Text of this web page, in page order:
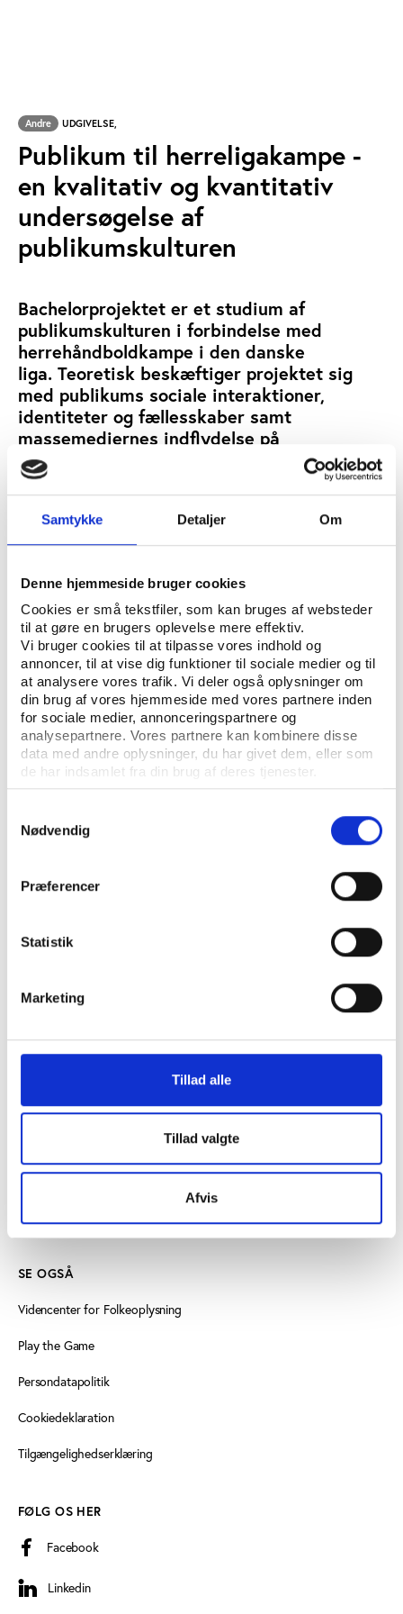
Samtykke Detaljer Om
Denne hjemmeside bruger cookies
Cookies er små tekstfiler, som kan bruges af websteder
til at gøre en brugers oplevelse mere effektiv.
Vi bruger cookies til at tilpasse vores indhold og
annoncer, til at vise dig funktioner til sociale medier og til
at analysere vores trafik. Vi deler også oplysninger om
din brug af vores hjemmeside med vores partnere inden
for sociale medier, annonceringspartnere og
analysepartnere. Vores partnere kan kombinere disse
data med andre oplysninger, du har givet dem, eller som
de har indsamlet fra din brug af deres tjenester.
Nødvendig
Præferencer
Statistik
Marketing
Tillad alle
Tillad valgte
Afvis
Andre UDGIVELSE,
Publikum til herreligakampe -
en kvalitativ og kvantitativ
undersøgelse af
publikumskulturen
Bachelorprojektet er et studium af
publikumskulturen i forbindelse med
herrehåndboldkampe i den danske
liga. Teoretisk beskæftiger projektet sig
med publikums sociale interaktioner,
identiteter og fællesskaber samt
massemediernes indflydelse på
publikumskulturen.
NØGLEORD: ELITEIDRÆT IDRÆTSKULTUR MEDIER OG MARKETING
UDGIVER: AALBORG UNIVERSITET
ANTAL SIDER: 97
Bachelorprojektet tager afsæt i en afgrænset case,
nemlig publikum til KIFs herreligakampe, og søger
herudfra at tegne et generelt billede af
interviews.
KONTAKT OS
Vester Allé 8B, 3. sal, 8000 Aarhus C
+45 3266 1030
Find medarbejder
SE OGSÅ
Videncenter for Folkeoplysning
Play the Game
Persondatapolitik
Cookiedeklaration
Tilgængelighedserklæring
FØLG OS HER
Facebook
Linkedin
Linkedin